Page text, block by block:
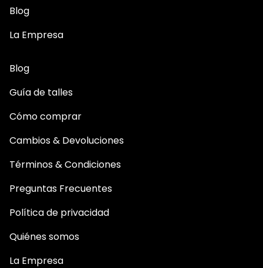
Blog
La Empresa
Blog
Guía de talles
Cómo comprar
Cambios & Devoluciones
Términos & Condiciones
Preguntas Frecuentes
Política de privacidad
Quiénes somos
La Empresa